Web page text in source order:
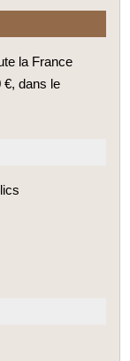
la France
€, dans le